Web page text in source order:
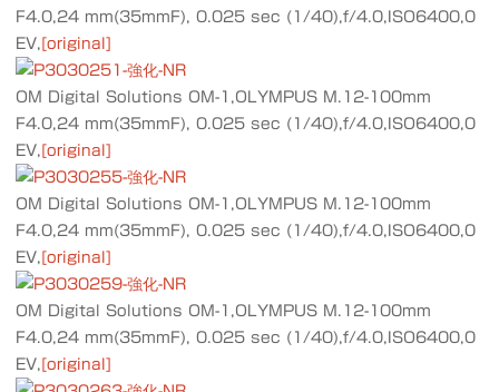
F4.0,24 mm(35mmF), 0.025 sec (1/40),f/4.0,ISO6400,0
EV, [original]
OM Digital Solutions OM-1,OLYMPUS M.12-100mm
F4.0,24 mm(35mmF), 0.025 sec (1/40),f/4.0,ISO6400,0
EV, [original]
OM Digital Solutions OM-1,OLYMPUS M.12-100mm
F4.0,24 mm(35mmF), 0.025 sec (1/40),f/4.0,ISO6400,0
EV, [original]
OM Digital Solutions OM-1,OLYMPUS M.12-100mm
F4.0,24 mm(35mmF), 0.025 sec (1/40),f/4.0,ISO6400,0
EV, [original]